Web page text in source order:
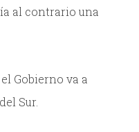
al contrario una
Gobierno va a
Sur.